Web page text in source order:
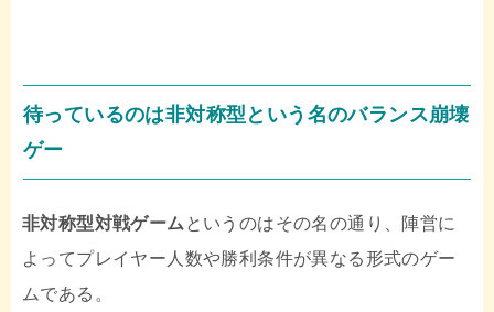
待っているのは非対称型という名のバランス崩壊
ゲー
非対称型対戦ゲーム というのはその名の通り、陣営に
よってプレイヤー人数や勝利条件が異なる形式のゲー
ムである。